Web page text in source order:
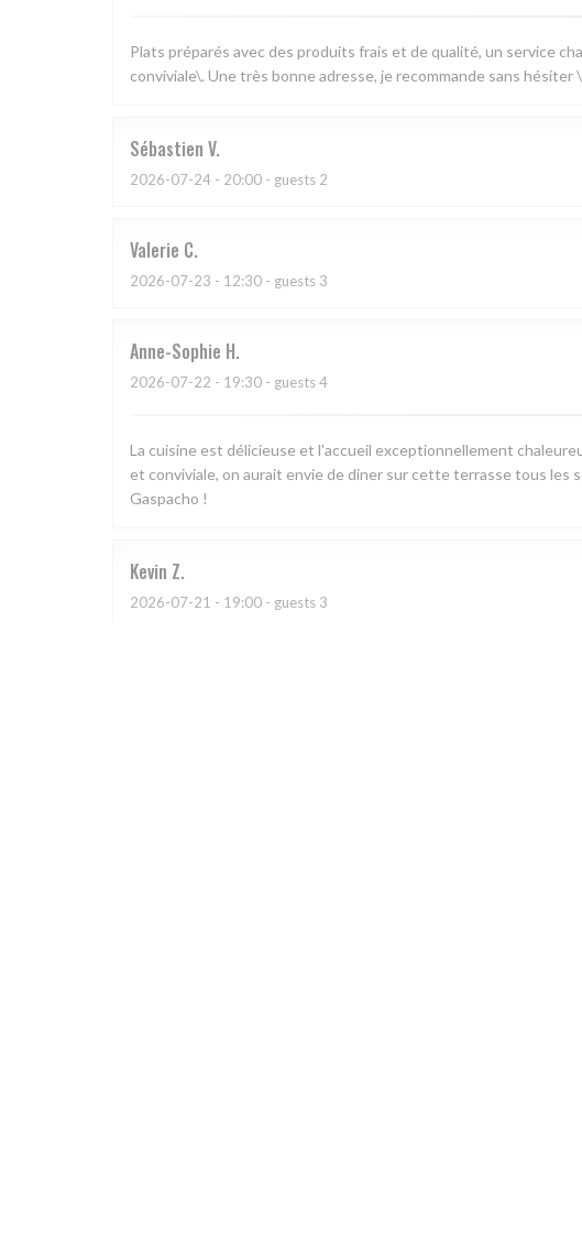
Plats préparés avec des produits frais et de qualité, un service
conviviale\. Une très bonne adresse, je recommande sans hésiter
Sébastien V
2026-07-24 - 20:00 - guests 2
Valerie C
2026-07-23 - 12:30 - guests 3
Anne-Sophie H
2026-07-22 - 19:30 - guests 4
La cuisine est délicieuse et l'accueil exceptionnellement
et conviviale, on aurait envie de diner sur cette terrasse tous les
Gaspacho !
Kevin Z
2026-07-21 - 19:00 - guests 3